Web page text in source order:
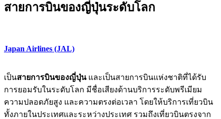
สายการบินของญี่ปุ่นระดับโลก
Japan Airlines (JAL)
เป็นสายการบินของญี่ปุ่นและเป็นสายการบินแห่งชาติที่ได้รับ
การยอมรับในระดับโลก มีชื่อเสียงด้านบริการระดับพรีเมียม
ความปลอดภัยสูง และความตรงต่อเวลา โดยให้บริการเที่ยวบิน
ทั้งภายในประเทศและระหว่างประเทศ รวมถึงเที่ยวบินตรงจาก